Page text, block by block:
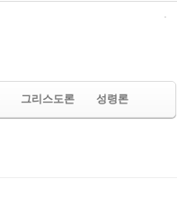
그리스도론 성령론